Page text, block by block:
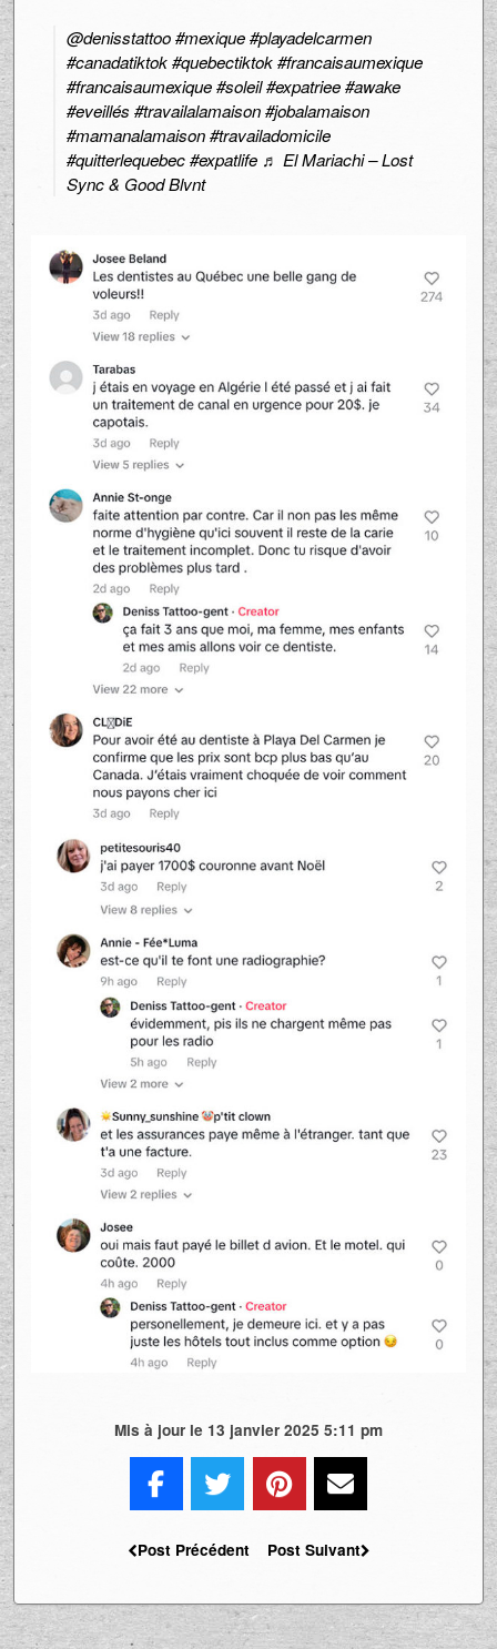
@denisstattoo #mexique #playadelcarmen
#canadatiktok #quebectiktok #francaisaumexique
#francaisaumexique #soleil #expatriee #awake
#eveillés #travailalamaison #jobalamaison
#mamanalamaison #travailadomicile
#quitterlequebec #expatlife ♬ El Mariachi – Lost
Sync & Good Blvnt
Mis à jour le 13 janvier 2025 5:11 pm
Post Précédent Post Suivant